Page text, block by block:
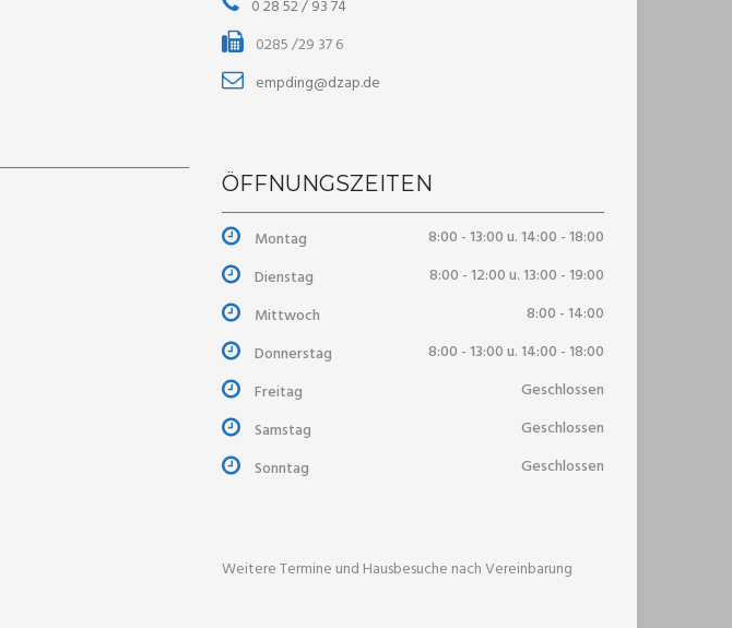
0 28 52 / 93 74
0285 /29 37 6
empding@dzap.de
ÖFFNUNGSZEITEN
Montag
8:00 - 13:00 u. 14:00 - 18:00
Dienstag
8:00 - 12:00 u. 13:00 - 19:00
Mittwoch
8:00 - 14:00
Donnerstag
8:00 - 13:00 u. 14:00 - 18:00
Freitag
Geschlossen
Samstag
Geschlossen
Sonntag
Geschlossen
Weitere Termine und Hausbesuche nach Vereinbarung